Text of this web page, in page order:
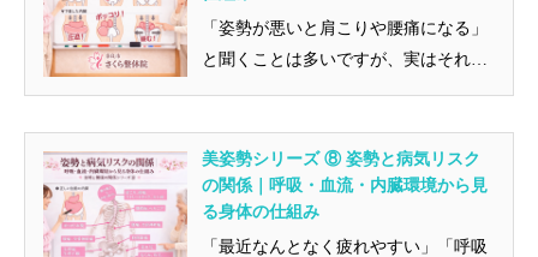
「姿勢が悪いと肩こりや腰痛になる」
と聞くことは多いですが、実はそれだ
けではありません。 姿勢は、骨格...
美姿勢シリーズ ⑧ 姿勢と病気リスク
の関係｜呼吸・血流・内臓環境から見
る身体の仕組み
「最近なんとなく疲れやすい」「呼吸